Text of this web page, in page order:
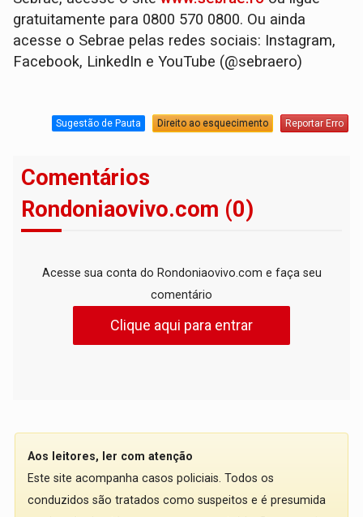
gratuitamente para 0800 570 0800. Ou ainda
acesse o Sebrae pelas redes sociais: Instagram,
Facebook, LinkedIn e YouTube (@sebraero)
Sugestão de Pauta Direito ao esquecimento Reportar Erro
Comentários
Rondoniaovivo.com (0)
Acesse sua conta do Rondoniaovivo.com e faça seu
comentário
Clique aqui para entrar
Aos leitores, ler com atenção
Este site acompanha casos policiais. Todos os
conduzidos são tratados como suspeitos e é presumida